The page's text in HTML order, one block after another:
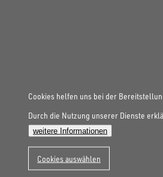
Cookies helfen uns bei der
Durch die Nutzung unserer Dienste
weitere Informationen
Cookies auswählen